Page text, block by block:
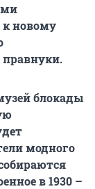
новому
блокады
модного
в 1930 –